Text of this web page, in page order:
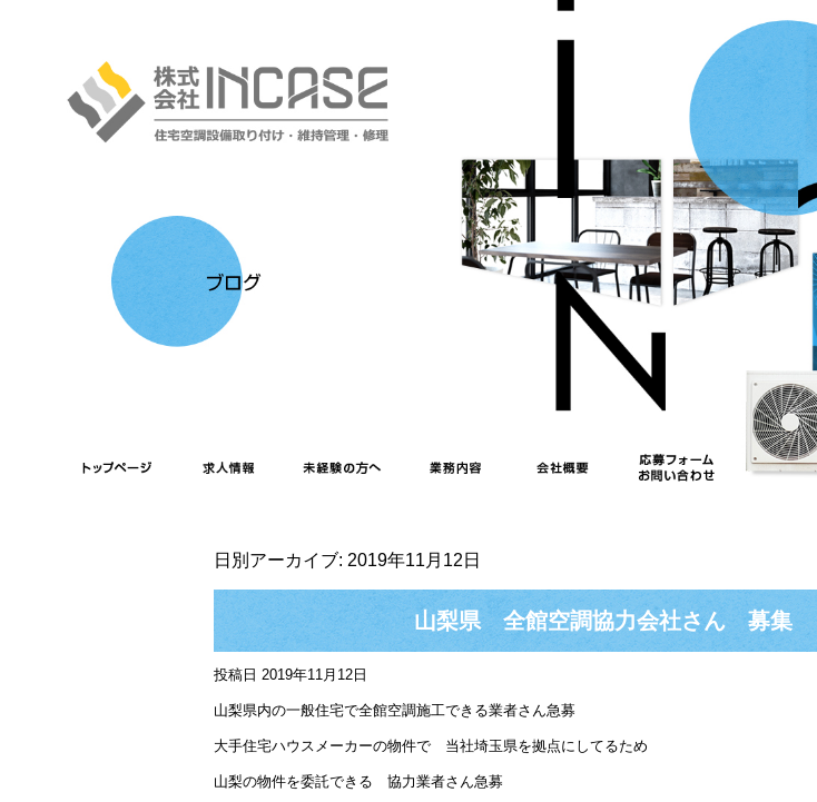
日別アーカイブ: 2019年11月12日
山梨県 全館空調協力会社さん 募集
投稿日 2019年11月12日
山梨県内の一般住宅で全館空調施工できる業者さん急募
大手住宅ハウスメーカーの物件で 当社埼玉県を拠点にしてるため
山梨の物件を委託できる 協力業者さん急募